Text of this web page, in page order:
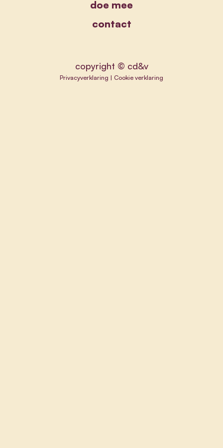
doe mee
contact
copyright © cd&v
Privacyverklaring | Cookie verklaring